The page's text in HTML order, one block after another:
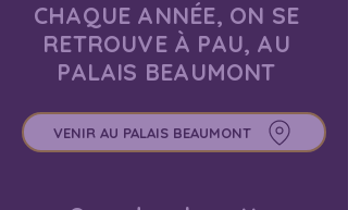
CHAQUE ANNÉE, ON SE
RETROUVE À PAU, AU
PALAIS BEAUMONT
VENIR AU PALAIS BEAUMONT